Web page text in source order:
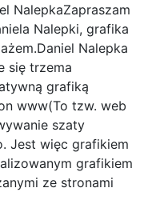
NalepkaZapraszam
Nalepki, grafika
Nalepka
się trzema
grafiką
www(To tzw. web
szaty
Jest więc grafikiem
grafikiem
ze stronami